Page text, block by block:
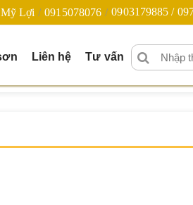
Mỹ Lợi 0915078076 0903179885 /
Liên hệ Tư vấn